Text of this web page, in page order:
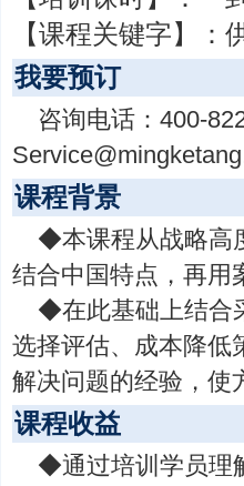
【课程关键字】：
我要预订
咨询电话：400-
课程背景
◆本课程从战略高
结合中国特点，再用
◆在此基础上结合
选择评估、成本降低
解决问题的经验，使
课程收益
◆通过培训学员理